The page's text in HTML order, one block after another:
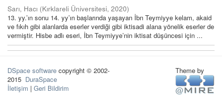
Sarı, Hacı (Kırklareli Üniversitesi, 2020)
13. yy.’ın sonu 14. yy’ın başlarında yaşayan İbn Teymiyye kelam, akaid
ve fıkıh gibi alanlarda eserler verdiği gibi iktisadi alana yönelik eserler de
vermiştir. Hisbe adlı eseri, İbn Teymiyye’nin iktisat düşüncesi için ...
DSpace software copyright © 2002-
2015 DuraSpace
İletişim | Geri Bildirim
Theme by